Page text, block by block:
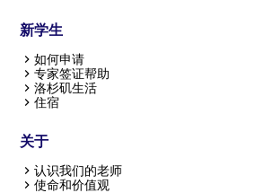
新学生
如何申请
专家签证帮助
洛杉矶生活
住宿
关于
认识我们的老师
使命和价值观